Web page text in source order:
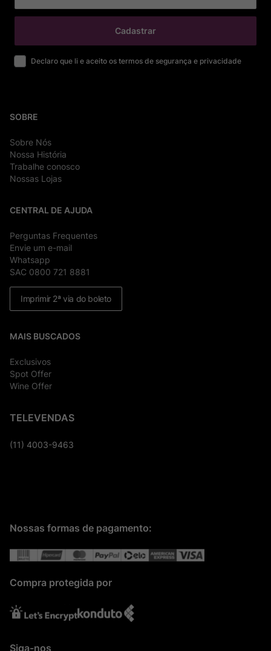
Cadastrar
Declaro que li e aceito os termos de segurança e privacidade
SOBRE
Sobre Nós
Nossa História
Trabalhe conosco
Nossas Lojas
CENTRAL DE AJUDA
Perguntas Frequentes
Envie um e-mail
Whatsapp
SAC 0800 721 8881
Imprimir 2ª via do boleto
MAIS BUSCADOS
Exclusivos
Spot Offer
Wine Offer
TELEVENDAS
(11) 4003-9463
Nossas formas de pagamento:
Compra protegida por
Siga-nos